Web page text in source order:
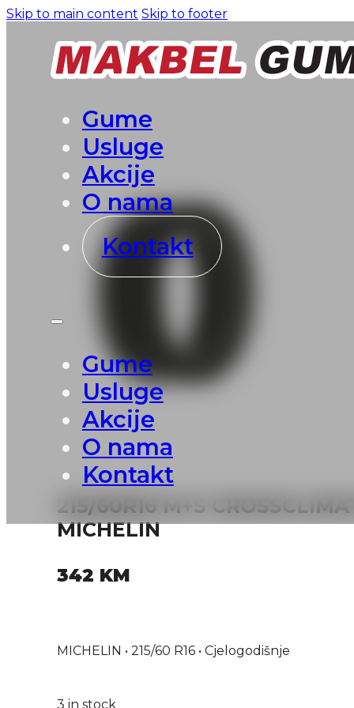
Skip to main content Skip to footer
Gume
Usluge
Akcije
O nama
Kontakt
Gume
Usluge
Akcije
O nama
Kontakt
215/60R16 M+S
MICHELIN
342 KM
MICHELIN • 215/60 R16 • Cjelogodišnje
3 in stock